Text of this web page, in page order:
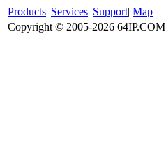
Products| Services| Support| Map
Copyright © 2005-2026 64IP.COM